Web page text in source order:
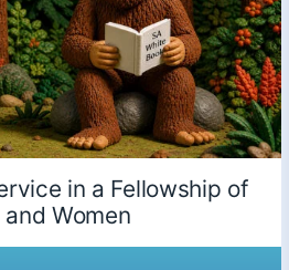
in a Fellowship of
and Women